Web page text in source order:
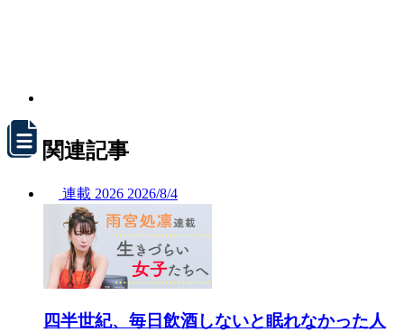
関連記事
連載 2026 2026/8/4
四半世紀、毎日飲酒しないと眠れなかった人